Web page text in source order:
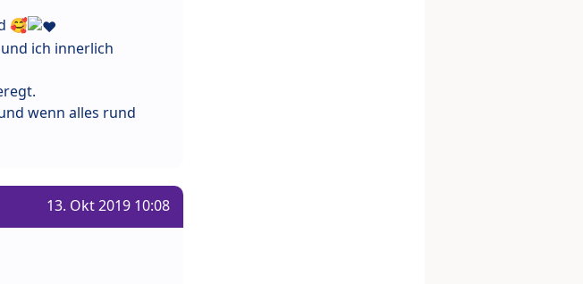
🥰
ich innerlich
wenn alles rund
13. Okt 2019 10:08